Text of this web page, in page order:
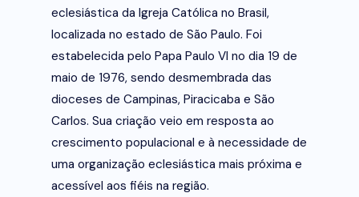
eclesiástica da Igreja Católica no Brasil,
localizada no estado de São Paulo. Foi
estabelecida pelo Papa Paulo VI no dia 19 de
maio de 1976, sendo desmembrada das
dioceses de Campinas, Piracicaba e São
Carlos. Sua criação veio em resposta ao
crescimento populacional e à necessidade de
uma organização eclesiástica mais próxima e
acessível aos fiéis na região.